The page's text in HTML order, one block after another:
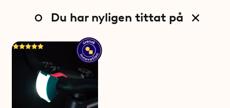
Du har nyligen tittat på